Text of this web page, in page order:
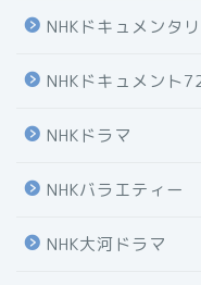
NHKドキュメンタ
NHKドキュメント
NHKドラマ
NHKバラエティー
NHK大河ドラマ